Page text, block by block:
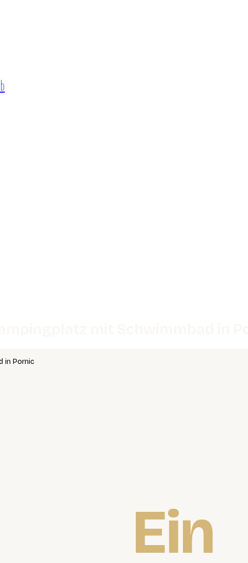
in Pornic
Ein